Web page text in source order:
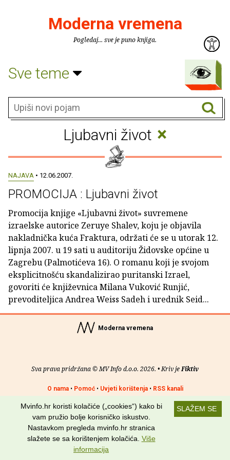
Moderna vremena
Pogledaj... sve je puno knjiga.
Sve teme
Ljubavni život ×
NAJAVA • 12.06.2007.
PROMOCIJA : Ljubavni život
Promocija knjige «Ljubavni život» suvremene
izraelske autorice Zeruye Shalev, koju je objavila
nakladnička kuća Fraktura, održati će se u utorak 12.
lipnja 2007. u 19 sati u auditoriju Židovske općine u
Zagrebu (Palmotićeva 16). O romanu koji je svojom
eksplicitnošću skandalizirao puritanski Izrael,
govoriti će književnica Milana Vuković Runjić,
prevoditeljica Andrea Weiss Sadeh i urednik Seid...
Moderna vremena
Sva prava pridržana © MV Info d.o.o. 2026. • Kriv jeFiktiv
O nama• Pomoć• Uvjeti korištenja• RSS kanali
Potraži nas na: SLAŽEM SE
Mvinfo.hr koristi kolačiće („cookies“) kako bi
vam pružio bolje korisničko iskustvo.
Nastavkom pregleda mvinfo.hr stranica
slažete se sa korištenjem kolačića. Više
informacija